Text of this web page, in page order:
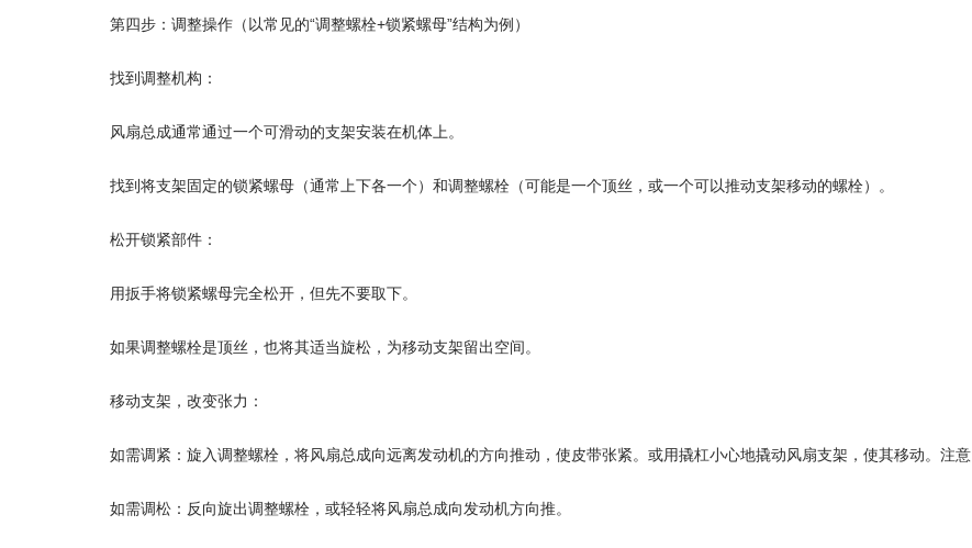
第四步：调整操作（以常见的“调整螺栓+锁紧螺母”结构为例）
找到调整机构：
风扇总成通常通过一个可滑动的支架安装在机体上。
找到将支架固定的锁紧螺母（通常上下各一个）和调整螺栓（可能是一个顶丝，或一个可以推动支架移动的螺栓）。
松开锁紧部件：
用扳手将锁紧螺母完全松开，但先不要取下。
如果调整螺栓是顶丝，也将其适当旋松，为移动支架留出空间。
移动支架，改变张力：
如需调紧：旋入调整螺栓，将风扇总成向远离发动机的方向推动，使皮带张紧。或用撬杠小心地撬动风扇支架，使其移动。注意
如需调松：反向旋出调整螺栓，或轻轻将风扇总成向发动机方向推。